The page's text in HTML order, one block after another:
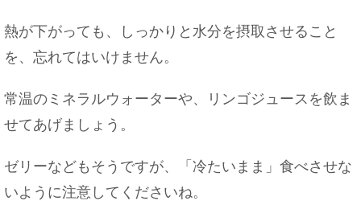
熱が下がっても、しっかりと水分を摂取させること
を、忘れてはいけません。
常温のミネラルウォーターや、リンゴジュースを飲ま
せてあげましょう。
ゼリーなどもそうですが、「冷たいまま」食べさせな
いように注意してくださいね。